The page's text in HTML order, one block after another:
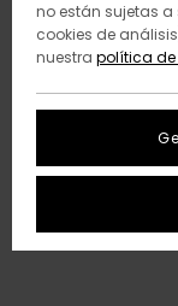
no están sujetas
cookies de
nuestra política de